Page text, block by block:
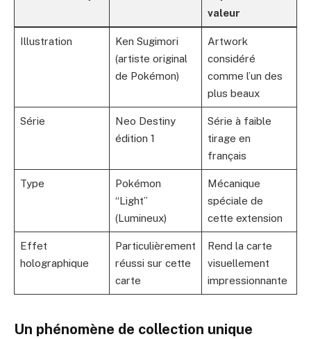
valeur
Illustration
Ken Sugimori
(artiste original
de Pokémon)
Artwork
considéré
comme l’un des
plus beaux
Série
Neo Destiny
édition 1
Série à faible
tirage en
français
Type
Pokémon
“Light”
(Lumineux)
Mécanique
spéciale de
cette extension
Effet
holographique
Particulièrement
réussi sur cette
carte
Rend la carte
visuellement
impressionnante
Un phénomène de collection unique